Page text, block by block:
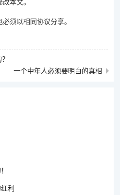
本文。
须以相同协议分享。
一个中年人必须要明白的真相
利